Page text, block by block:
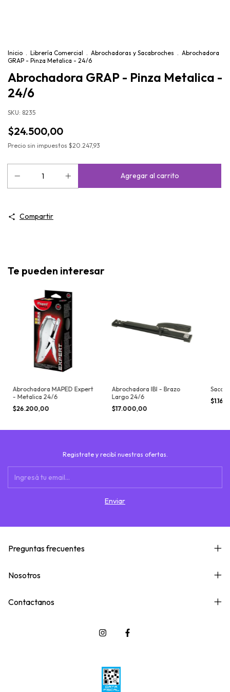
Inicio . Librería Comercial . Abrochadoras y Sacabroches . Abrochadora
GRAP - Pinza Metalica - 24/6
Abrochadora GRAP - Pinza Metalica -
24/6
SKU: 8235
$24.500,00
Precio sin impuestos $20.247,93
Compartir
Te pueden interesar
Abrochadora MAPED Expert
- Metalica 24/6
$26.200,00
Abrochadora IBI - Brazo
Largo 24/6
$17.000,00
Registrate y recibí nuestras ofertas.
Preguntas frecuentes
Nosotros
Contactanos